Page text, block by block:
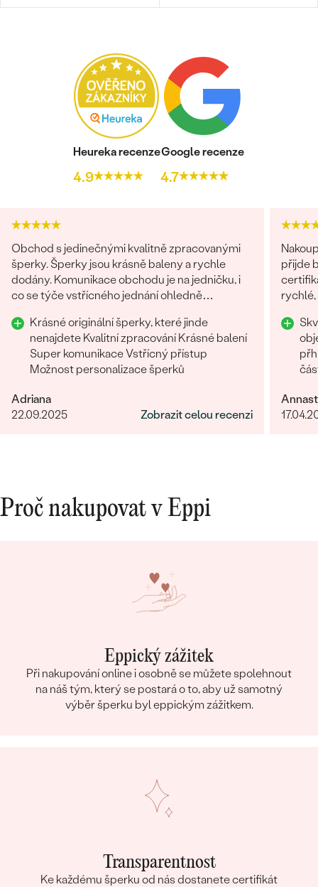
Heureka recenze
4.9
Google recenze
4.7
Obchod s jedinečnými kvalitně zpracovanými
šperky. Šperky jsou krásně baleny a rychle
dodány. Komunikace obchodu je na jedničku, i
co se týče vstřícného jednání ohledně
doporučuji
Krásné originální šperky, které jinde
nenajdete Kvalitní zpracování Krásné balení
Super komunikace Vstřícný přístup
Možnost personalizace šperků
Adriana
22.09.2025
Zobrazit celou recenzi
přijde
rychlé,
Proč nakupovat v Eppi
Eppický zážitek
Při nakupování online i osobně se můžete spolehnout
na náš tým, který se postará o to, aby už samotný
výběr šperku byl eppickým zážitkem.
Transparentnost
Ke každému šperku od nás dostanete certifikát